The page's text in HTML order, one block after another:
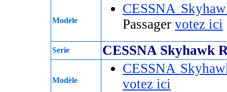
Modèle
CESSNA
Passager votez ici
Serie CESSNA Skyhawk
Modèle
CESSNA
votez ici